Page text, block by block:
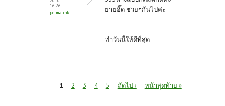
16:26
permalink
ยายอี๊ด ช่วยๆกันไปค่ะ
ทำวันนี้ให้ดีที่สุด
1 2 3 4 5 ถัดไป › หน้าสุดท้าย »